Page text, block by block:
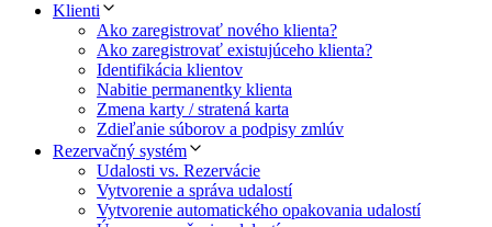
Klienti
Ako zaregistrovať nového klienta?
Ako zaregistrovať existujúceho klienta?
Identifikácia klientov
Nabitie permanentky klienta
Zmena karty / stratená karta
Zdieľanie súborov a podpisy zmlúv
Rezervačný systém
Udalosti vs. Rezervácie
Vytvorenie a správa udalostí
Vytvorenie automatického opakovania udalostí